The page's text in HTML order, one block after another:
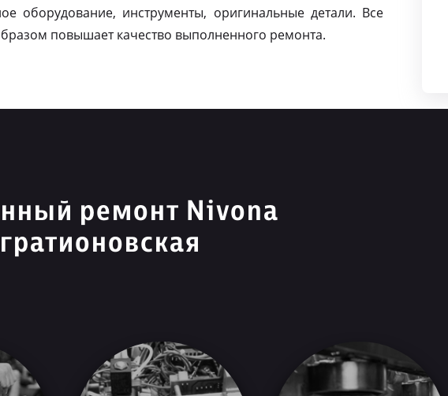
оборудование, инструменты, оригинальные детали. Все
повышает качество выполненного ремонта.
ремонт Nivona